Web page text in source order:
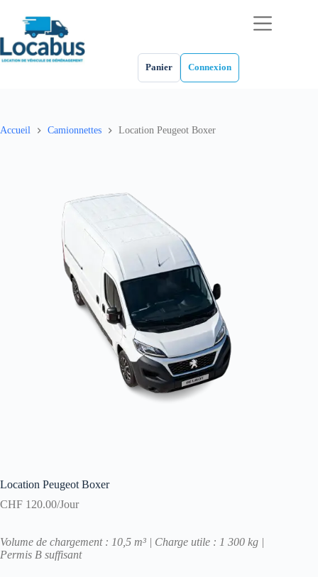
contenu
Panier Connexion
Accueil Camionnettes Location Peugeot Boxer
Location Peugeot Boxer
CHF 120.00/Jour
Volume de chargement : 10,5 m³ | Charge utile : 1 300 kg |
Permis B suffisant